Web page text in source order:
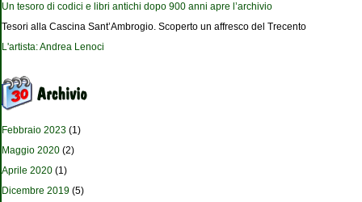
Un tesoro di codici e libri antichi dopo 900 anni apre l’archivio
Tesori alla Cascina Sant’Ambrogio. Scoperto un affresco del Trecento
L'artista: Andrea Lenoci
Febbraio 2023 (1)
Maggio 2020 (2)
Aprile 2020 (1)
Dicembre 2019 (5)